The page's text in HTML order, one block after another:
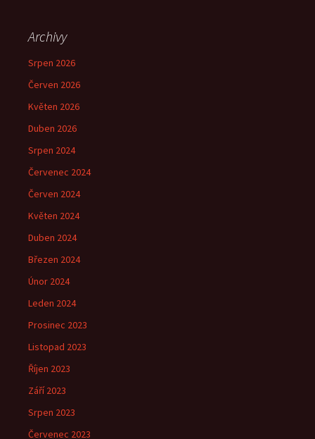
Archivy
Srpen 2026
Červen 2026
Květen 2026
Duben 2026
Srpen 2024
Červenec 2024
Červen 2024
Květen 2024
Duben 2024
Březen 2024
Únor 2024
Leden 2024
Prosinec 2023
Listopad 2023
Říjen 2023
Září 2023
Srpen 2023
Červenec 2023